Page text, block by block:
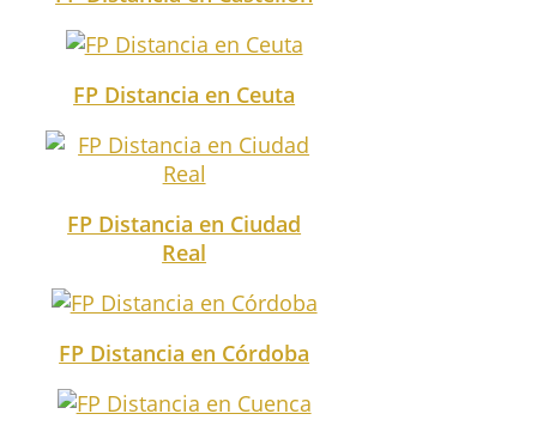
FP Distancia en Ceuta
FP Distancia en Ciudad
Real
FP Distancia en Córdoba